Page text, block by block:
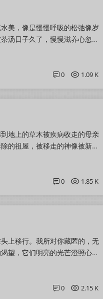
美，像是慢慢呼吸的松弛像岁
汤日子久了，慢慢滋养心忽然
0 1.09 K
地上的草木被疾病收走的母亲
的祖屋，被移走的神像被新建
0 1.85 K
上移行。我所对你藏匿的，无
望，它们明亮的光芒澄照心
0 2.15 K